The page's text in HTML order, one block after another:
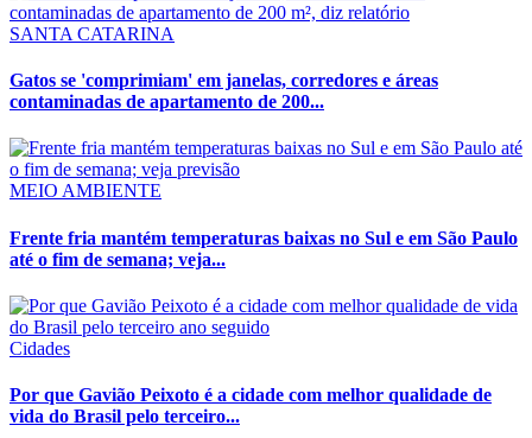
SANTA CATARINA
Gatos se 'comprimiam' em janelas, corredores e áreas
contaminadas de apartamento de 200...
MEIO AMBIENTE
Frente fria mantém temperaturas baixas no Sul e em São Paulo
até o fim de semana; veja...
Cidades
Por que Gavião Peixoto é a cidade com melhor qualidade de
vida do Brasil pelo terceiro...